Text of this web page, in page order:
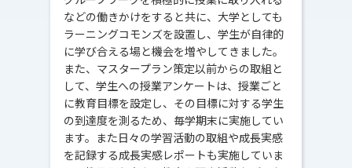
などの働きかけをすると共に、大学としても
ラーニングコモンズを設置し、学生が自律的
に学び合える場と機会を増やしてきました。
また、マスタープラン策定以前からの取組と
して、学生への授業アンケートは、授業ごと
に教育目標を設定し、その目標に対する学生
の到達度を測るため、毎学期末に実施してい
ます。また日々の学習活動の取組や成長実感
を記録する成長実感レポートも実施していま